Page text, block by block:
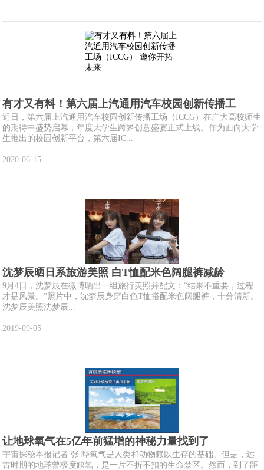
有才又有料！第六届上汽通用汽车校园创新传播工
近日，第六届上汽通用汽车校园创新传播工场（ICCG）在广大高校师生
的期待中盛势启幕，年度大学生跨界创意盛宴正式上线。作为面向大学
生推出的校园创新平台，第六届IC...
2020-06-15
沈梦辰晒日系旅游美照 白T恤配米色阔腿裤减龄
9月4日，沈梦辰在微博晒出一组旅行美照并配文：“结果不重要，过程
才是风景。”照片中，沈梦辰身穿白色T恤搭配米色阔腿裤，十分清新。
沈梦辰美照沈梦辰...
2019-09-05
让地球氧气在5亿年前猛增的神秘力量找到了
宇宙探秘本报记者 张 晔氧气是人类和动物赖以生存的基础。但是，远
古时期的地球曾极度缺氧，是一片不折不扣的生命禁区。然而，到了距